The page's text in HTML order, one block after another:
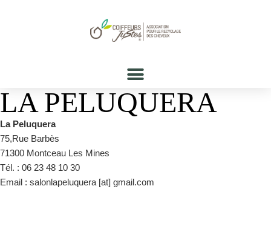
LA PELUQUERA
La Peluquera
75,Rue Barbès
71300 Montceau Les Mines
Tél. : 06 23 48 10 30
Email : salonlapeluquera [at] gmail.com